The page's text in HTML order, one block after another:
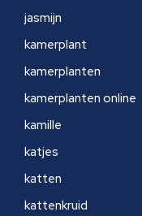
jasmijn
kamerplant
kamerplanten
kamerplanten online
kamille
katjes
katten
kattenkruid